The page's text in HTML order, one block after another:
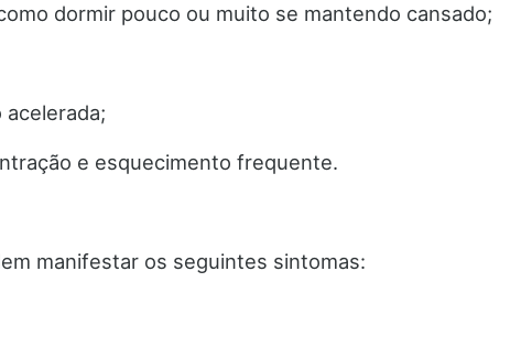
dormir pouco ou muito se mantendo cansado;
acelerada;
e esquecimento frequente.
manifestar os seguintes sintomas: